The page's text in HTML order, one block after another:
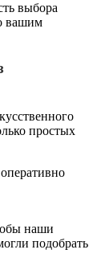
выбора
вашим
простых
наши
подобрать